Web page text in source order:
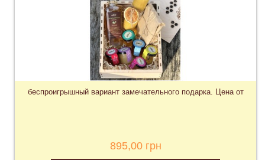
беспроигрышный вариант замечательного подарка. Цена от
895,00 грн